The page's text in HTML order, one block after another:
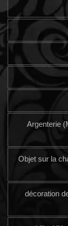
Argenterie
Objet sur la
décoration